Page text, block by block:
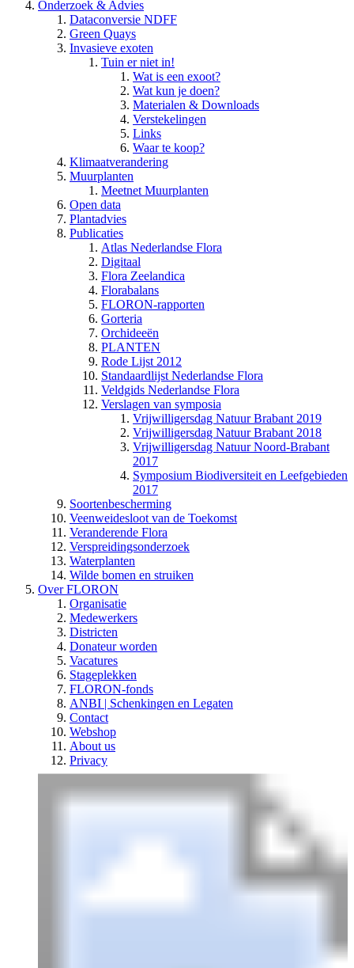
Onderzoek & Advies
Dataconversie NDFF
Green Quays
Invasieve exoten
Tuin er niet in!
Wat is een exoot?
Wat kun je doen?
Materialen & Downloads
Verstekelingen
Links
Waar te koop?
Klimaatverandering
Muurplanten
Meetnet Muurplanten
Open data
Plantadvies
Publicaties
Atlas Nederlandse Flora
Digitaal
Flora Zeelandica
Florabalans
FLORON-rapporten
Gorteria
Orchideeën
PLANTEN
Rode Lijst 2012
Standaardlijst Nederlandse Flora
Veldgids Nederlandse Flora
Verslagen van symposia
Vrijwilligersdag Natuur Brabant 2019
Vrijwilligersdag Natuur Brabant 2018
Vrijwilligersdag Natuur Noord-Brabant
2017
Symposium Biodiversiteit en Leefgebieden
2017
Soortenbescherming
Veenweidesloot van de Toekomst
Veranderende Flora
Verspreidingsonderzoek
Waterplanten
Wilde bomen en struiken
Over FLORON
Organisatie
Medewerkers
Districten
Donateur worden
Vacatures
Stageplekken
FLORON-fonds
ANBI | Schenkingen en Legaten
Contact
Webshop
About us
Privacy